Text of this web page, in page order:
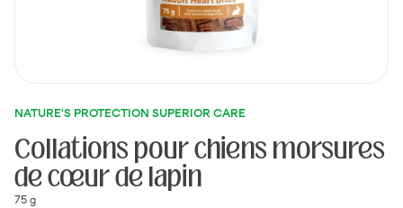
NATURE'S PROTECTION SUPERIOR CARE
Collations pour chiens morsures
de cœur de lapin
75 g